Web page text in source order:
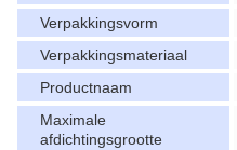
Verpakkingsvorm
Verpakkingsmateriaal
Productnaam
Maximale
afdichtingsgrootte